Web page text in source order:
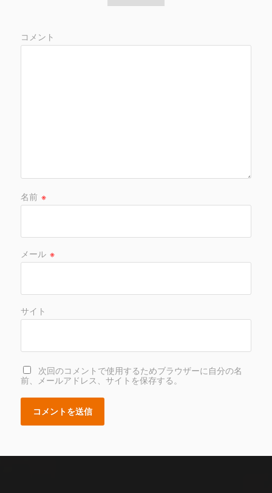
コメント
名前 ※
メール ※
サイト
次回のコメントで使用するためブラウザーに自分の名
前、メールアドレス、サイトを保存する。